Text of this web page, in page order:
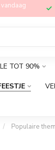
TOT 90%
/ Populaire